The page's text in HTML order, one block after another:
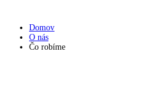
obsah
Domov
O nás
Čo robíme